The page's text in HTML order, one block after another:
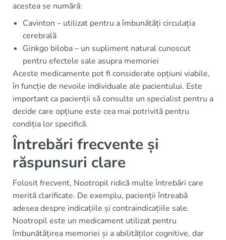
acestea se numără:
Cavinton – utilizat pentru a îmbunătăți circulația
cerebrală
Ginkgo biloba – un supliment natural cunoscut
pentru efectele sale asupra memoriei
Aceste medicamente pot fi considerate opțiuni viabile,
în funcție de nevoile individuale ale pacientului. Este
important ca pacienții să consulte un specialist pentru a
decide care opțiune este cea mai potrivită pentru
condiția lor specifică.
Întrebări frecvente și
răspunsuri clare
Folosit frecvent, Nootropil ridică multe întrebări care
merită clarificate. De exemplu, pacienții întreabă
adesea despre indicațiile și contraindicațiile sale.
Nootropil este un medicament utilizat pentru
îmbunătățirea memoriei și a abilităților cognitive, dar